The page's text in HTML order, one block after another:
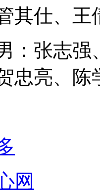
其仕、王
张志强、
忠亮、陈
网